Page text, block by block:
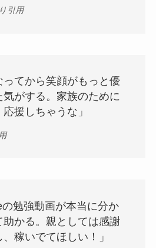
引用
ってから笑顔がもっと優
気がする。家族のために
援しちゃうな」
の勉強動画が本当に分か
助かる。親としては感謝
、稼いでてほしい！」